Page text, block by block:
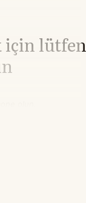
için lütfen